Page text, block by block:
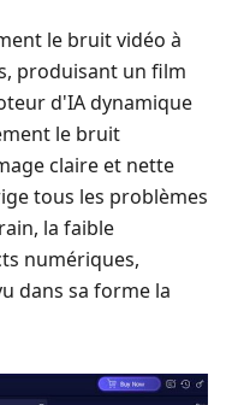
le bruit vidéo à
produisant un film
d'IA dynamique
le bruit
claire et nette
tous les problèmes
la faible
numériques,
dans sa forme la